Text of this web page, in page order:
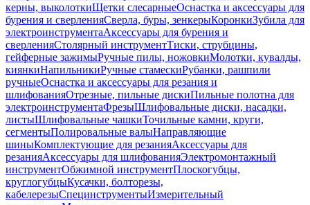
керны, выколоткиЩетки слесарныеОснастка и аксессуары для
бурения и сверленияСверла, буры, зенкерыКоронкиЗубила для
электроинструментаАксессуары для бурения и
сверленияСтолярный инструментТиски, струбцины,
гейферные зажимыРучные пилы, ножовкиМолотки, кувалды,
киянкиНапильникиРучные стамескиРубанки, рашпили
ручныеОснастка и аксессуары для резания и
шлифованияОтрезные, пильные дискиПильные полотна для
электроинструментаФрезыШлифовальные диски, насадки,
листыШлифовальные чашкиТочильные камни, круги,
сегментыПолировальные валыНаправляющие
шиныКомплектующие для резанияАксессуары для
резанияАксессуары для шлифованияЭлектромонтажный
инструментОбжимной инструментПлоскогубцы,
круглогубцыКусачки, болторезы,
кабелерезыСпецинструментыИзмерительный